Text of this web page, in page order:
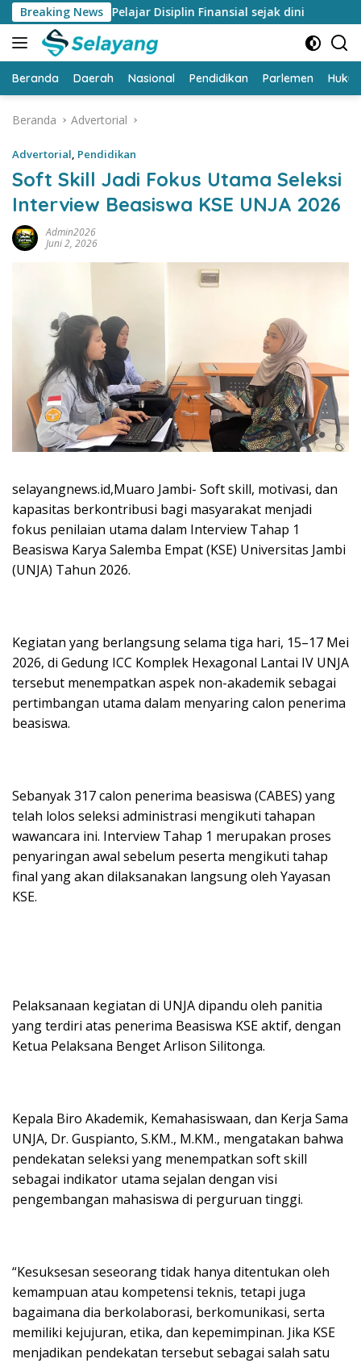
Langsung
ke
konten
Breaking News
Pelajar Disiplin Finansial sejak dini Bank Jambi
Beranda Daerah Nasional Pendidikan Parlemen
Beranda Advertorial
Advertorial, Pendidikan
Soft Skill Jadi Fokus Utama Seleksi
Interview Beasiswa KSE UNJA 2026
Admin2026
Juni 2, 2026
selayangnews.id,Muaro Jambi- Soft skill, motivasi, dan
kapasitas berkontribusi bagi masyarakat menjadi
fokus penilaian utama dalam Interview Tahap 1
Beasiswa Karya Salemba Empat (KSE) Universitas Jambi
(UNJA) Tahun 2026.
Kegiatan yang berlangsung selama tiga hari, 15–17 Mei
2026, di Gedung ICC Komplek Hexagonal Lantai IV UNJA
tersebut menempatkan aspek non-akademik sebagai
pertimbangan utama dalam menyaring calon penerima
beasiswa.
Sebanyak 317 calon penerima beasiswa (CABES) yang
telah lolos seleksi administrasi mengikuti tahapan
wawancara ini. Interview Tahap 1 merupakan proses
penyaringan awal sebelum peserta mengikuti tahap
final yang akan dilaksanakan langsung oleh Yayasan
KSE.
Pelaksanaan kegiatan di UNJA dipandu oleh panitia
yang terdiri atas penerima Beasiswa KSE aktif, dengan
Ketua Pelaksana Benget Arlison Silitonga.
Kepala Biro Akademik, Kemahasiswaan, dan Kerja Sama
UNJA, Dr. Guspianto, S.KM., M.KM., mengatakan bahwa
pendekatan seleksi yang menempatkan soft skill
sebagai indikator utama sejalan dengan visi
pengembangan mahasiswa di perguruan tinggi.
“Kesuksesan seseorang tidak hanya ditentukan oleh
kemampuan atau kompetensi teknis, tetapi juga
bagaimana dia berkolaborasi, berkomunikasi, serta
memiliki kejujuran, etika, dan kepemimpinan. Jika KSE
menjadikan pendekatan tersebut sebagai salah satu